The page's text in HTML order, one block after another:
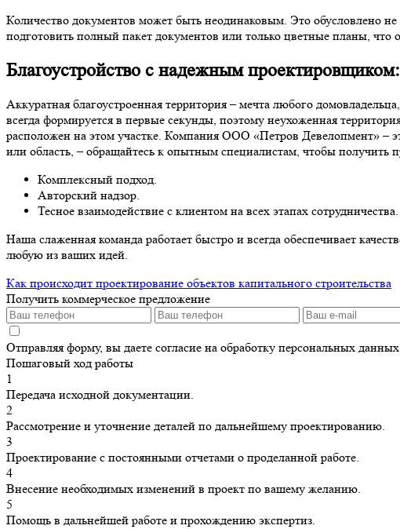
Количество документов может быть неодинаковым. Это обусловлено
подготовить полный пакет документов или только цветные планы, что
Благоустройство с надежным
Аккуратная благоустроенная территория – мечта любого
всегда формируется в первые секунды, поэтому неухоженная
расположен на этом участке. Компания ООО «Петров Девелопмент» –
или область, – обращайтесь к опытным специалистам, чтобы
Комплексный подход.
Авторский надзор.
Тесное взаимодействие с клиентом на всех этапах сотрудничества.
Наша слаженная команда работает быстро и всегда обеспечивает
любую из ваших идей.
Как происходит проектирование объектов капитального строительства
Получить коммерческое предложение
Отправляя форму, вы даете согласие на обработку персональных
Пошаговый ход работы
1
Передача исходной документации.
2
Рассмотрение и уточнение деталей по дальнейшему проектированию.
3
Проектирование с постоянными отчетами о проделанной работе.
4
Внесение необходимых изменений в проект по вашему желанию.
5
Помощь в дальнейшей работе и прохождению экспертиз.